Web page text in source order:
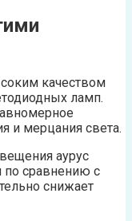
качеством
ламп.
и мерцания света.
аурус
по сравнению с
снижает